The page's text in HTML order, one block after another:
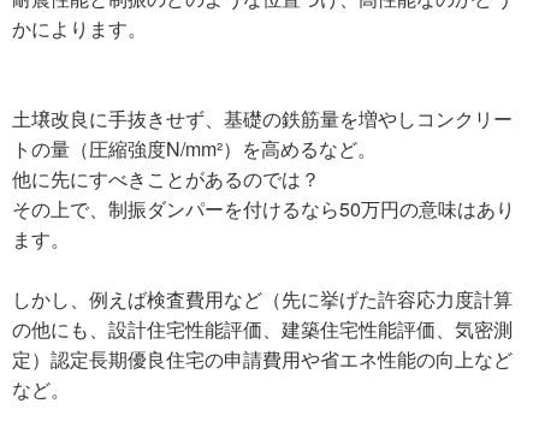
かによります。
土壌改良に手抜きせず、基礎の鉄筋量を増やしコンクリー
トの量（圧縮強度N/mm²）を高めるなど。
他に先にすべきことがあるのでは？
その上で、制振ダンパーを付けるなら50万円の意味はあり
ます。
しかし、例えば検査費用など（先に挙げた許容応力度計算
の他にも、設計住宅性能評価、建築住宅性能評価、気密測
定）認定長期優良住宅の申請費用や省エネ性能の向上など
など。